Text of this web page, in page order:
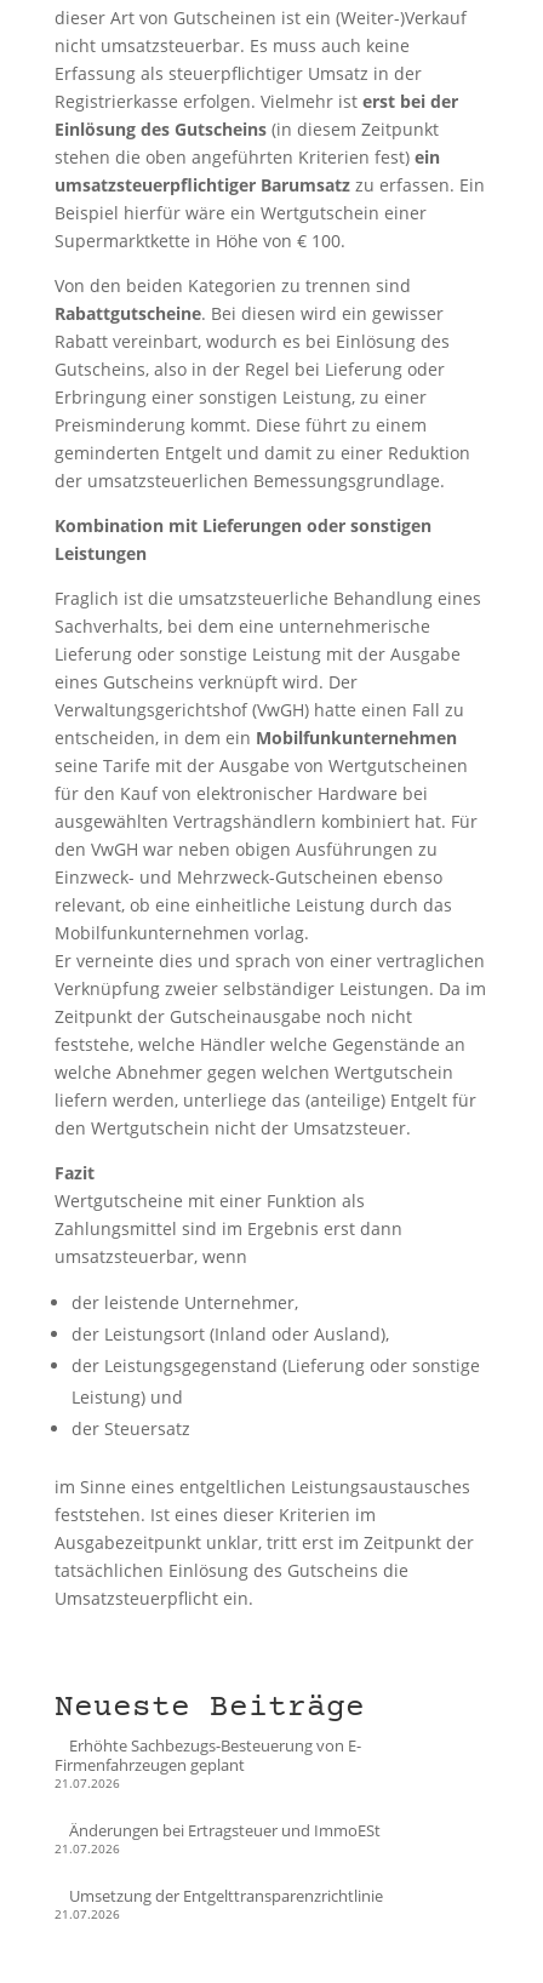
dieser Art von Gutscheinen ist ein (Weiter-)Verkauf
nicht umsatzsteuerbar. Es muss auch keine
Erfassung als steuerpflichtiger Umsatz in der
Registrierkasse erfolgen. Vielmehr ist erst bei der
Einlösung des Gutscheins(in diesem Zeitpunkt
stehen die oben angeführten Kriterien fest) ein
umsatzsteuerpflichtiger Barumsatzzu erfassen. Ein
Beispiel hierfür wäre ein Wertgutschein einer
Supermarktkette in Höhe von € 100.
Von den beiden Kategorien zu trennen sind
Rabattgutscheine. Bei diesen wird ein gewisser
Rabatt vereinbart, wodurch es bei Einlösung des
Gutscheins, also in der Regel bei Lieferung oder
Erbringung einer sonstigen Leistung, zu einer
Preisminderung kommt. Diese führt zu einem
geminderten Entgelt und damit zu einer Reduktion
der umsatzsteuerlichen Bemessungsgrundlage.
Kombination mit Lieferungen oder sonstigen
Leistungen
Fraglich ist die umsatzsteuerliche Behandlung eines
Sachverhalts, bei dem eine unternehmerische
Lieferung oder sonstige Leistung mit der Ausgabe
eines Gutscheins verknüpft wird. Der
Verwaltungsgerichtshof (VwGH) hatte einen Fall zu
entscheiden, in dem ein Mobilfunkunternehmen
seine Tarife mit der Ausgabe von Wertgutscheinen
für den Kauf von elektronischer Hardware bei
ausgewählten Vertragshändlern kombiniert hat. Für
den VwGH war neben obigen Ausführungen zu
Einzweck- und Mehrzweck-Gutscheinen ebenso
relevant, ob eine einheitliche Leistung durch das
Mobilfunkunternehmen vorlag.
Er verneinte dies und sprach von einer vertraglichen
Verknüpfung zweier selbständiger Leistungen. Da im
Zeitpunkt der Gutscheinausgabe noch nicht
feststehe, welche Händler welche Gegenstände an
welche Abnehmer gegen welchen Wertgutschein
liefern werden, unterliege das (anteilige) Entgelt für
den Wertgutschein nicht der Umsatzsteuer.
Fazit
Wertgutscheine mit einer Funktion als
Zahlungsmittel sind im Ergebnis erst dann
umsatzsteuerbar, wenn
der leistende Unternehmer,
der Leistungsort (Inland oder Ausland),
der Leistungsgegenstand (Lieferung oder sonstige
Leistung) und
der Steuersatz
im Sinne eines entgeltlichen Leistungsaustausches
feststehen. Ist eines dieser Kriterien im
Ausgabezeitpunkt unklar, tritt erst im Zeitpunkt der
tatsächlichen Einlösung des Gutscheins die
Umsatzsteuerpflicht ein.
Neueste Beiträge
Erhöhte Sachbezugs-Besteuerung von E-
Firmenfahrzeugen geplant
21.07.2026
Änderungen bei Ertragsteuer und ImmoESt
21.07.2026
Umsetzung der Entgelttransparenzrichtlinie
21.07.2026